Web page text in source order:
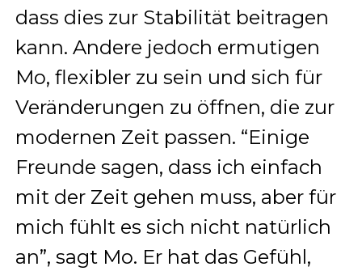
dass dies zur Stabilität beitragen
kann. Andere jedoch ermutigen
Mo, flexibler zu sein und sich für
Veränderungen zu öffnen, die zur
modernen Zeit passen. “Einige
Freunde sagen, dass ich einfach
mit der Zeit gehen muss, aber für
mich fühlt es sich nicht natürlich
an”, sagt Mo. Er hat das Gefühl,